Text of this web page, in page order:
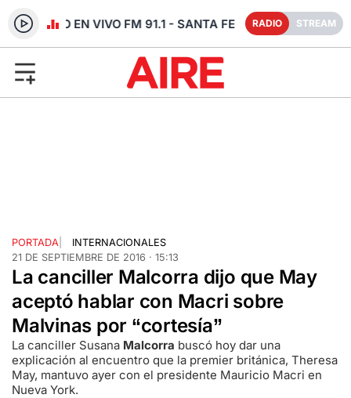
RADIO EN VIVO FM 91.1 - SANTA FE RADIO STREAM
PORTADA
INTERNACIONALES
21 DE SEPTIEMBRE DE 2016 · 15:13
La canciller Malcorra dijo que May
aceptó hablar con Macri sobre
Malvinas por “cortesía”
La canciller Susana Malcorra buscó hoy dar una
explicación al encuentro que la premier británica, Theresa
May, mantuvo ayer con el presidente Mauricio Macri en
Nueva York.